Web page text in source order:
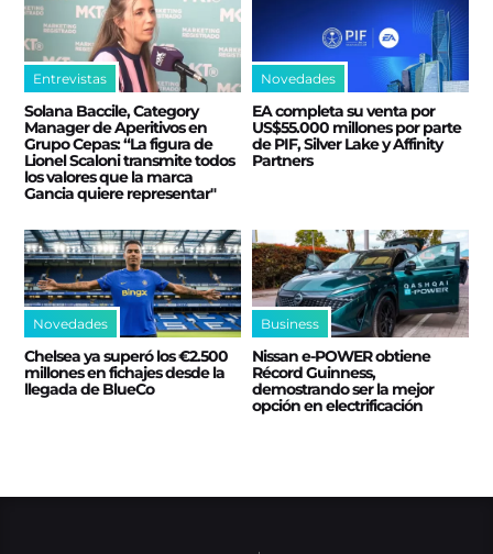
Entrevistas
Solana Baccile, Category
Manager de Aperitivos en
Grupo Cepas: “La figura de
Lionel Scaloni transmite todos
los valores que la marca
Gancia quiere representar"
Novedades
EA completa su venta por
US$55.000 millones por parte
de PIF, Silver Lake y Affinity
Partners
Novedades
Chelsea ya superó los €2.500
millones en fichajes desde la
llegada de BlueCo
Business
Nissan e‑POWER obtiene
Récord Guinness,
demostrando ser la mejor
opción en electrificación